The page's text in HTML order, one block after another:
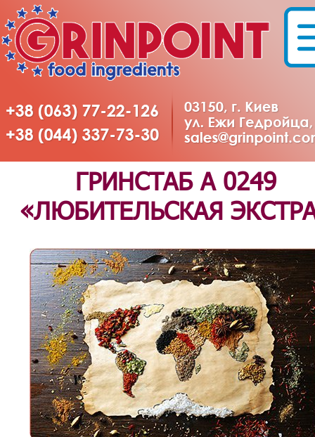
ГРИНСТАБ А 0249
«ЛЮБИТЕЛЬСКАЯ